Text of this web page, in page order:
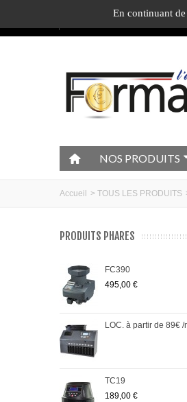
Appelez-nous au :
NOS PRODUITS
Accueil > TOUS LES PRODUITS
PRODUITS PHARES
FC390
495,00 €
LOC. à partir de 89€
TC19
189,00 €
En continuant